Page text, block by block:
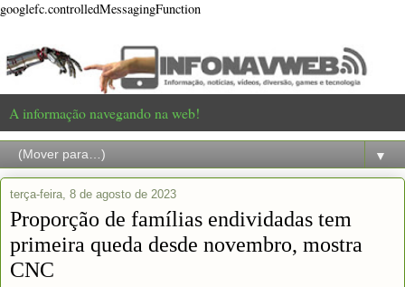
googlefc.controlledMessagingFunction
A informação navegando na web!
▼
terça-feira, 8 de agosto de 2023
Proporção de famílias endividadas tem
primeira queda desde novembro, mostra
CNC